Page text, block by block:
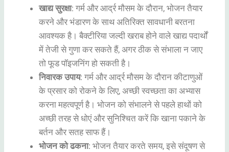
खाद्य सुरक्षा: गर्म और आर्द्र मौसम के दौरान, भोजन तैयार
करने और भंडारण के साथ अतिरिक्त सावधानी बरतना
आवश्यक है। बैक्टीरिया जल्दी खराब होने वाले खाद्य पदार्थों
में तेजी से गुणा कर सकते हैं, अगर ठीक से संभाला न जाए
तो फूड पॉइजनिंग हो सकती है।
निवारक उपाय: गर्म और आर्द्र मौसम के दौरान कीटाणुओं
के प्रसार को रोकने के लिए, अच्छी स्वच्छता का अभ्यास
करना महत्वपूर्ण है। भोजन को संभालने से पहले हाथों को
अच्छी तरह से धोएं और सुनिश्चित करें कि खाना पकाने के
बर्तन और सतह साफ हैं।
भोजन को ढकना: भोजन तैयार करते समय, इसे संदूषण से